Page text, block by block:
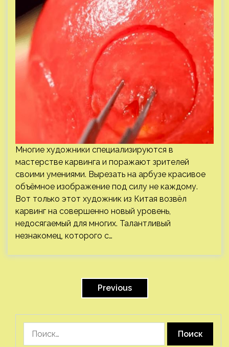
Многие художники специализируются в
мастерстве карвинга и поражают зрителей
своими умениями. Вырезать на арбузе красивое
объёмное изображение под силу не каждому.
Вот только этот художник из Китая возвёл
карвинг на совершенно новый уровень,
недосягаемый для многих. Талантливый
незнакомец, которого с…
Previous